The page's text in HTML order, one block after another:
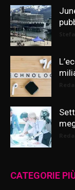
CATEGORIE